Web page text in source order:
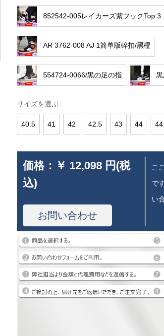
852542-005レイカーズ紫フックTop 3
AR 3762-008 AJ 1简单版碎扣/黑橙
554724-0066/黒の足の指
サイズを選ぶ
40.5 41 42 42.5 43 44
価格： ￥ 12,098 円(税
込)
お問い合わせ
こ
で
い